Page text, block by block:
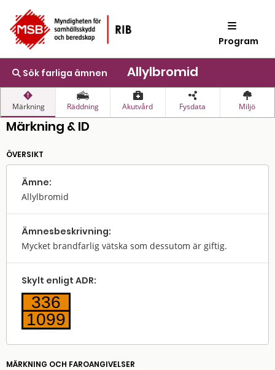
Program
Sök farliga ämnen Allylbromid
Märkning Räddning Akutvård Fysdata Miljö
Märkning & ID
ÖVERSIKT
Ämne:
Allylbromid
Ämnes­beskrivning:
Mycket brandfarlig vätska som dessutom är giftig.
Skylt enligt ADR:
336
1099
MÄRKNING OCH FAROANGIVELSER